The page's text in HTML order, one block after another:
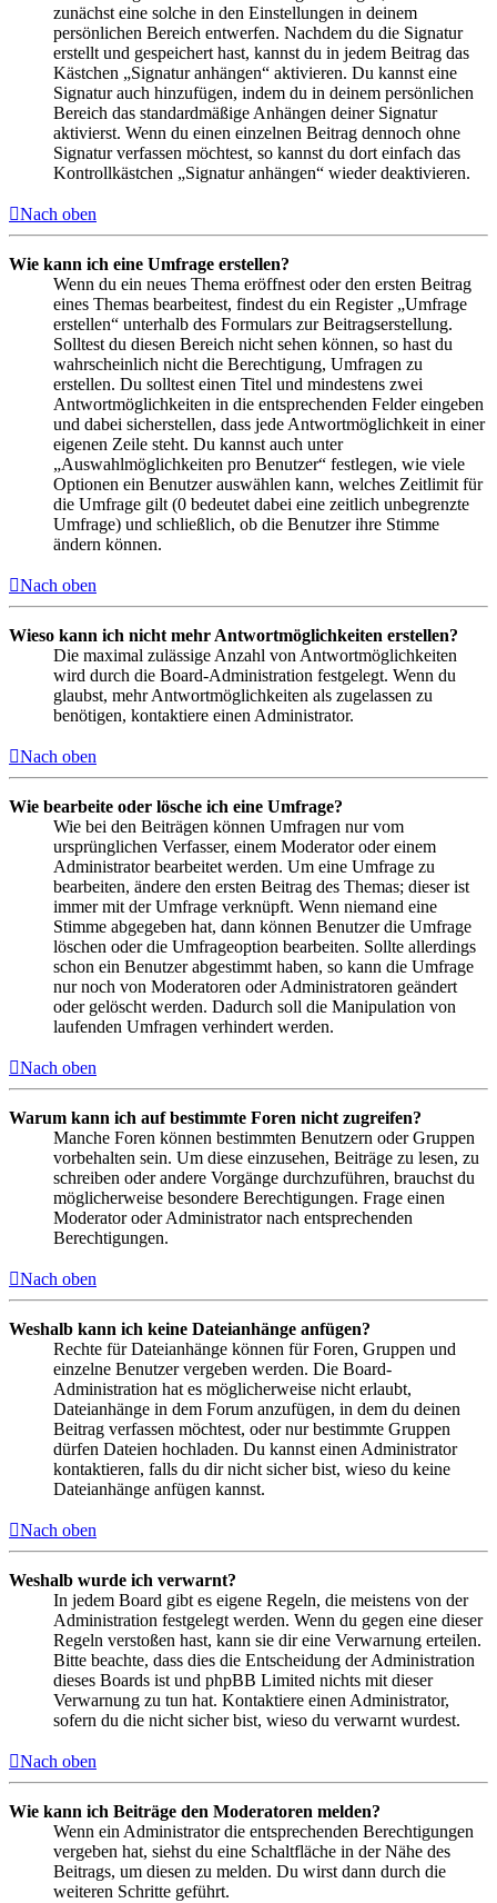
zunächst eine solche in den Einstellungen in deinem
persönlichen Bereich entwerfen. Nachdem du die Signatur
erstellt und gespeichert hast, kannst du in jedem Beitrag das
Kästchen „Signatur anhängen“ aktivieren. Du kannst eine
Signatur auch hinzufügen, indem du in deinem persönlichen
Bereich das standardmäßige Anhängen deiner Signatur
aktivierst. Wenn du einen einzelnen Beitrag dennoch ohne
Signatur verfassen möchtest, so kannst du dort einfach das
Kontrollkästchen „Signatur anhängen“ wieder deaktivieren.
Nach oben
Wie kann ich eine Umfrage erstellen?
Wenn du ein neues Thema eröffnest oder den ersten Beitrag
eines Themas bearbeitest, findest du ein Register „Umfrage
erstellen“ unterhalb des Formulars zur Beitragserstellung.
Solltest du diesen Bereich nicht sehen können, so hast du
wahrscheinlich nicht die Berechtigung, Umfragen zu
erstellen. Du solltest einen Titel und mindestens zwei
Antwortmöglichkeiten in die entsprechenden Felder eingeben
und dabei sicherstellen, dass jede Antwortmöglichkeit in einer
eigenen Zeile steht. Du kannst auch unter
„Auswahlmöglichkeiten pro Benutzer“ festlegen, wie viele
Optionen ein Benutzer auswählen kann, welches Zeitlimit für
die Umfrage gilt (0 bedeutet dabei eine zeitlich unbegrenzte
Umfrage) und schließlich, ob die Benutzer ihre Stimme
ändern können.
Nach oben
Wieso kann ich nicht mehr Antwortmöglichkeiten erstellen?
Die maximal zulässige Anzahl von Antwortmöglichkeiten
wird durch die Board-Administration festgelegt. Wenn du
glaubst, mehr Antwortmöglichkeiten als zugelassen zu
benötigen, kontaktiere einen Administrator.
Nach oben
Wie bearbeite oder lösche ich eine Umfrage?
Wie bei den Beiträgen können Umfragen nur vom
ursprünglichen Verfasser, einem Moderator oder einem
Administrator bearbeitet werden. Um eine Umfrage zu
bearbeiten, ändere den ersten Beitrag des Themas; dieser ist
immer mit der Umfrage verknüpft. Wenn niemand eine
Stimme abgegeben hat, dann können Benutzer die Umfrage
löschen oder die Umfrageoption bearbeiten. Sollte allerdings
schon ein Benutzer abgestimmt haben, so kann die Umfrage
nur noch von Moderatoren oder Administratoren geändert
oder gelöscht werden. Dadurch soll die Manipulation von
laufenden Umfragen verhindert werden.
Nach oben
Warum kann ich auf bestimmte Foren nicht zugreifen?
Manche Foren können bestimmten Benutzern oder Gruppen
vorbehalten sein. Um diese einzusehen, Beiträge zu lesen, zu
schreiben oder andere Vorgänge durchzuführen, brauchst du
möglicherweise besondere Berechtigungen. Frage einen
Moderator oder Administrator nach entsprechenden
Berechtigungen.
Nach oben
Weshalb kann ich keine Dateianhänge anfügen?
Rechte für Dateianhänge können für Foren, Gruppen und
einzelne Benutzer vergeben werden. Die Board-
Administration hat es möglicherweise nicht erlaubt,
Dateianhänge in dem Forum anzufügen, in dem du deinen
Beitrag verfassen möchtest, oder nur bestimmte Gruppen
dürfen Dateien hochladen. Du kannst einen Administrator
kontaktieren, falls du dir nicht sicher bist, wieso du keine
Dateianhänge anfügen kannst.
Nach oben
Weshalb wurde ich verwarnt?
In jedem Board gibt es eigene Regeln, die meistens von der
Administration festgelegt werden. Wenn du gegen eine dieser
Regeln verstoßen hast, kann sie dir eine Verwarnung erteilen.
Bitte beachte, dass dies die Entscheidung der Administration
dieses Boards ist und phpBB Limited nichts mit dieser
Verwarnung zu tun hat. Kontaktiere einen Administrator,
sofern du die nicht sicher bist, wieso du verwarnt wurdest.
Nach oben
Wie kann ich Beiträge den Moderatoren melden?
Wenn ein Administrator die entsprechenden Berechtigungen
vergeben hat, siehst du eine Schaltfläche in der Nähe des
Beitrags, um diesen zu melden. Du wirst dann durch die
weiteren Schritte geführt.